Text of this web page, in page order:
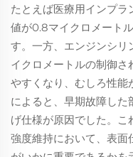
たとえば医療用インプ
値が0.8マイクロメート
す。一方、エンジンシリ
イクロメートルの制御さ
やすくなり、むしろ性
によると、早期故障した
げ仕様が原因でした。こ
強度維持において、表面